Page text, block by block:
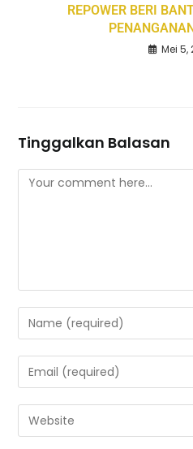
REPOWER BERI
Mei 5,
Tinggalkan Balasan